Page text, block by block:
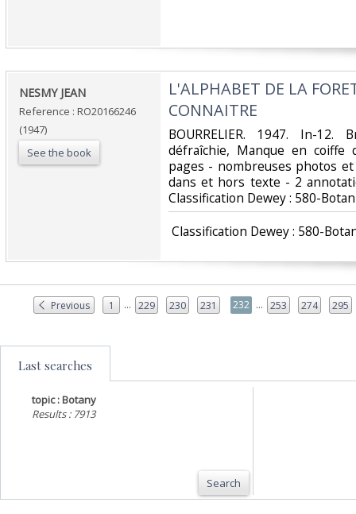
‎NESMY JEAN‎
Reference : RO20166246
(1947)
See the book
‎L'ALPHABET DE LA
CONNAITRE‎
‎BOURRELIER. 1947. In-12.
défraîchie, Manque en
pages - nombreuses photos
dans et hors texte - 2
Classification Dewey : 580-
Classification Dewey : 580-
Previous 1 ... 229 230 231 232 ... 253 274 295
Last searches
topic : Botany
Results : 7913
Search